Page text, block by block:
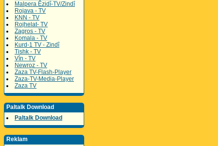
Malpera Êzidî-TV/Zindî
Rojava - TV
KNN - TV
Rojhelat- TV
Zagros - TV
Komala - TV
Kurd-1 TV - Zindî
Tishk - TV
Vîn - TV
Newroz - TV
Zaza TV-Flash-Player
Zaza-TV-Media-Player
Zaza TV
Paltalk Download
Paltalk Download
Reklam